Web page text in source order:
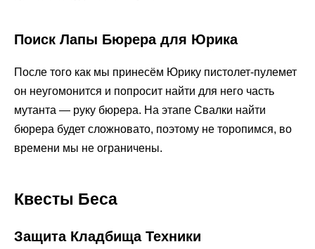
Поиск Лапы Бюрера для Юрика
После того как мы принесём Юрику пистолет-пулемет
он неугомонится и попросит найти для него часть
мутанта — руку бюрера. На этапе Свалки найти
бюрера будет сложновато, поэтому не торопимся, во
времени мы не ограничены.
Квесты Беса
Защита Кладбища Техники